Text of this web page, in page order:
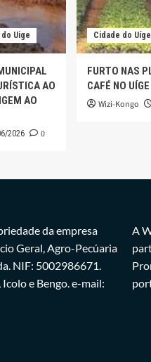
Uige
AO
AO
2026 0
Cidade do Uíge
FURTO NAS
CAFÉ NO UÍGE
Wizi-Kongo
da empresa
Geral, Agro-Pecúaria
NIF: 5002986671.
e Bengo. e-mail:
A